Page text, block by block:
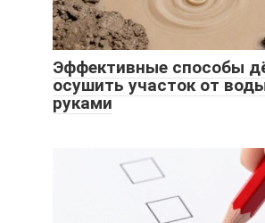
Эффективные способы
осушить участок от
руками